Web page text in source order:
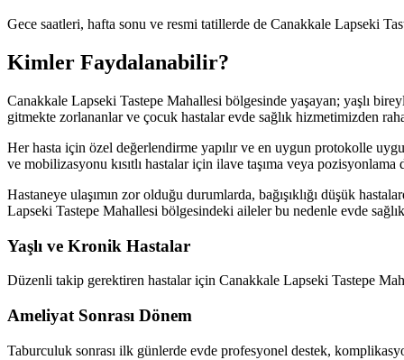
Gece saatleri, hafta sonu ve resmi tatillerde de Canakkale Lapseki
Kimler Faydalanabilir?
Canakkale Lapseki Tastepe Mahallesi bölgesinde yaşayan; yaşlı
gitmekte zorlananlar ve çocuk hastalar evde sağlık hizmetimizden
Her hasta için özel değerlendirme yapılır ve en uygun protokolle
ve mobilizasyonu kısıtlı hastalar için ilave taşıma veya pozisyonlama
Hastaneye ulaşımın zor olduğu durumlarda, bağışıklığı düşük
Lapseki Tastepe Mahallesi bölgesindeki aileler bu nedenle evde
Yaşlı ve Kronik Hastalar
Düzenli takip gerektiren hastalar için Canakkale Lapseki Tastepe
Ameliyat Sonrası Dönem
Taburculuk sonrası ilk günlerde evde profesyonel destek,